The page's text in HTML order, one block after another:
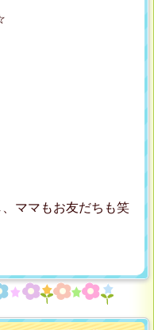
ママもお友だちも笑